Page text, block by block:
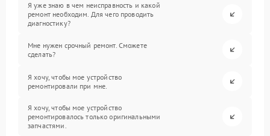
Я уже знаю в чем неисправность и какой
ремонт необходим. Для чего проводить
диагностику?
Мне нужен срочный ремонт. Сможете
сделать?
Я хочу, чтобы мое устройство
ремонтировали при мне.
Я хочу, чтобы мое устройство
ремонтировалось только оригинальными
запчастями.